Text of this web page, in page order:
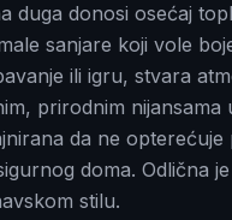
duga donosi osećaj
sanjare koji vole
ili igru, stvara
prirodnim
da ne
doma. Odlična
stilu.